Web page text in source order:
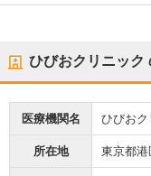
ひびおクリニック
医療機関名 ひびおク
所在地 東京都